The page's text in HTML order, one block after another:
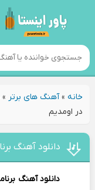
خانه»آهنگ های برتر »
در اومدیم
دانلود آهنگ
دانلود آهنگ